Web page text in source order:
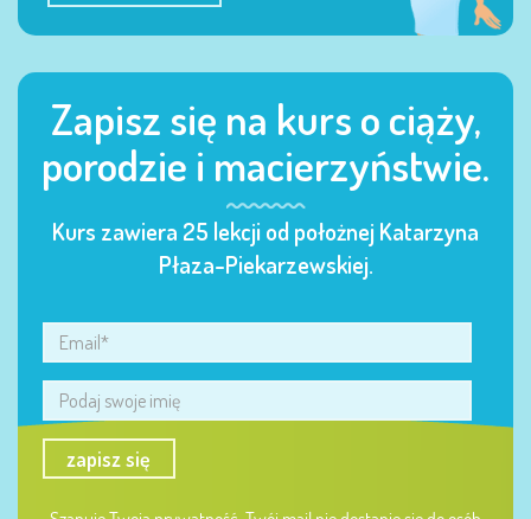
Zapisz się na kurs o ciąży,
porodzie i macierzyństwie.
Kurs zawiera 25 lekcji od położnej Katarzyna
Płaza-Piekarzewskiej.
zapisz się